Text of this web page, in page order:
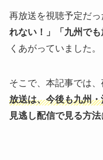
再放送を視聴予定だっ
れない！」「九州でも
くあがっていました。
そこで、本記事では、
放送は、今後も九州
見逃し配信で見る方法